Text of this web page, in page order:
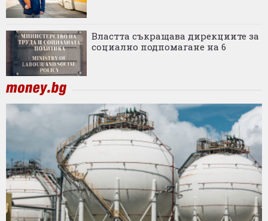
Властта съкращава дирекциите за
социално подпомагане на 6